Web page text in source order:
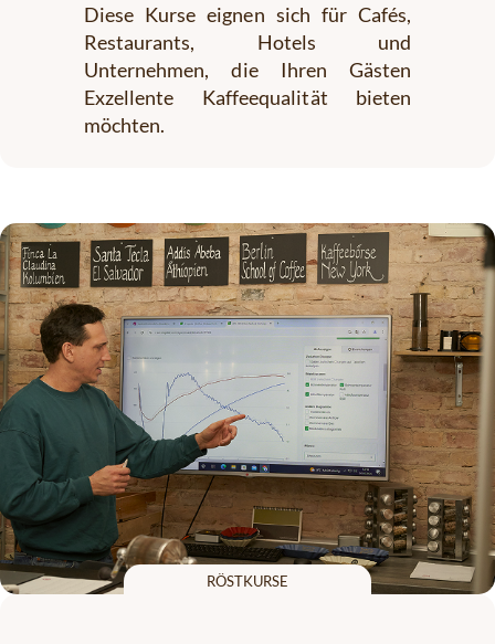
Diese Kurse eignen sich für Cafés,
Restaurants, Hotels und
Unternehmen, die Ihren Gästen
Exzellente Kaffeequalität bieten
möchten.
röstkurse